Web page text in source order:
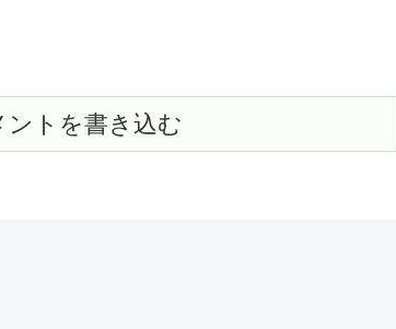
ントを書き込む